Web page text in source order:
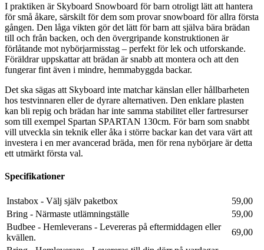
I praktiken är Skyboard Snowboard för barn otroligt lätt att hantera
för små åkare, särskilt för dem som provar snowboard för allra första
gången. Den låga vikten gör det lätt för barn att själva bära brädan
till och från backen, och den övergripande konstruktionen är
förlåtande mot nybörjarmisstag – perfekt för lek och utforskande.
Föräldrar uppskattar att brädan är snabb att montera och att den
fungerar fint även i mindre, hemmabyggda backar.
Det ska sägas att Skyboard inte matchar känslan eller hållbarheten
hos testvinnaren eller de dyrare alternativen. Den enklare plasten
kan bli repig och brädan har inte samma stabilitet eller fartresurser
som till exempel Spartan SPARTAN 130cm. För barn som snabbt
vill utveckla sin teknik eller åka i större backar kan det vara värt att
investera i en mer avancerad bräda, men för rena nybörjare är detta
ett utmärkt första val.
Specifikationer
Instabox - Välj själv paketbox
59,00
Bring - Närmaste utlämningställe
59,00
Budbee - Hemleverans - Levereras på eftermiddagen eller
kvällen.
69,00